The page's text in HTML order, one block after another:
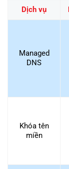
Dịch vụ
Managed
DNS
Khóa tên
miền